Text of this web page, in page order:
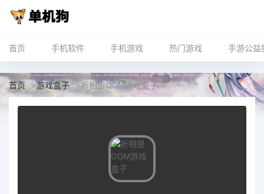
首页 手机软件 手机游戏 热门游戏 手游公益
首页 >游戏盒子 >折相思OGM游戏盒子